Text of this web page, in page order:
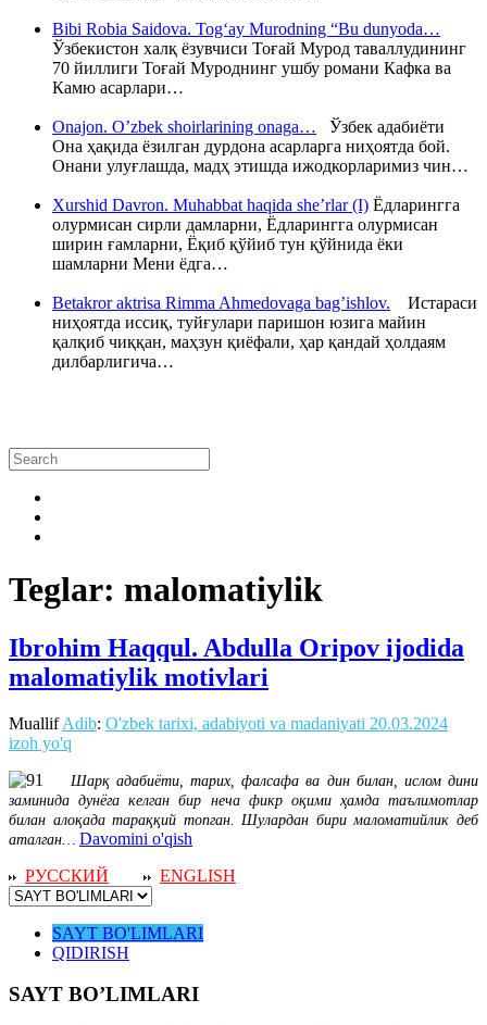
Bibi Robia Saidova. Tog‘ay Murodning “Bu dunyoda…
Ўзбекистон халқ ёзувчиси Тоғай Мурод таваллудининг
70 йиллиги Тоғай Муроднинг ушбу романи Кафка ва
Камю асарлари…
Onajon. O’zbek shoirlarining onaga… Ўзбек адабиёти
Она ҳақида ёзилган дурдона асарларга ниҳоятда бой.
Онани улуғлашда, мадҳ этишда ижодкорларимиз чин…
Xurshid Davron. Muhabbat haqida she’rlar (I) Ёдларингга
олурмисан сирли дамларни, Ёдларингга олурмисан
ширин ғамларни, Ёқиб қўйиб тун қўйнида ёки
шамларни Мени ёдга…
Betakror aktrisa Rimma Ahmedovaga bag’ishlov. Истараси
ниҳоятда иссиқ, туйғулари паришон юзига майин
қалқиб чиққан, маҳзун қиёфали, ҳар қандай ҳолдаям
дилбарлигича…
Teglar: malomatiylik
Ibrohim Haqqul. Abdulla Oripov ijodida
malomatiylik motivlari
MuallifAdib: O'zbek tarixi, adabiyoti va madaniyati 20.03.2024
izoh yo'q
Шарқ адабиёти, тарих, фалсафа ва дин билан, ислом дини
заминида дунёга келган бир неча фикр оқими ҳамда таълимотлар
билан алоқада тараққий топган. Шулардан бири маломатийлик деб
аталган…
Davomini o'qish
РУССКИЙ
ENGLISH
SAYT BO'LIMLARI
QIDIRISH
SAYT BO’LIMLARI